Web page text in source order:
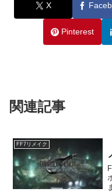
X
Pinterest
関連記事
FF7リメイク